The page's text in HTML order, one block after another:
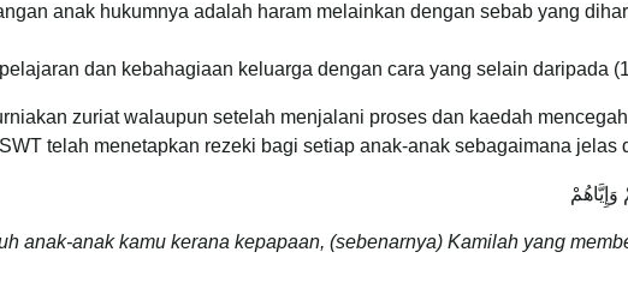
anak hukumnya adalah haram melainkan dengan sebab yang
dan kebahagiaan keluarga dengan cara yang selain daripada
zuriat walaupun setelah menjalani proses dan kaedah
telah menetapkan rezeki bagi setiap anak-anak sebagaimana jelas
وَإِيَّاهُمْ
anak-anak kamu kerana kepapaan, (sebenarnya) Kamilah yang